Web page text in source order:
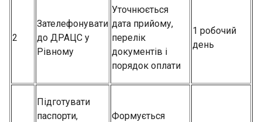
2
Зателефонувати
до ДРАЦС у
Рівному
Уточнюється
дата прийому,
перелік
документів і
порядок оплати
1 робочий
день
Підготувати
паспорти,
Формується